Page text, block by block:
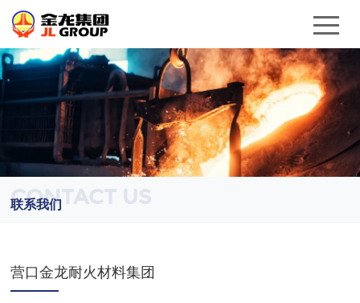
CONTACT US
联系我们
营口金龙耐火材料集团